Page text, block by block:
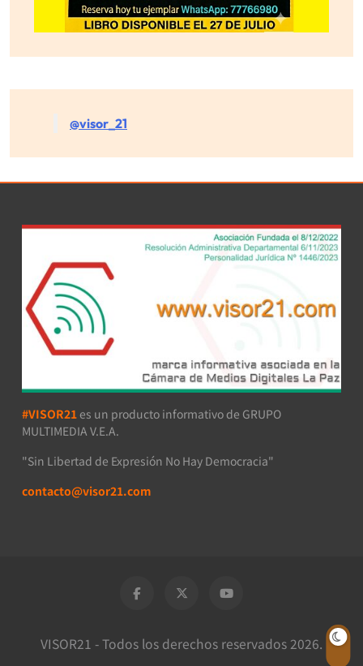
@visor_21
#VISOR21 es un producto informativo de GRUPO
MULTIMEDIA V.E.A.
"Sin Libertad de Expresión No Hay Democracia"
contacto@visor21.com
VISOR21 - Todos los derechos reservados 2026.